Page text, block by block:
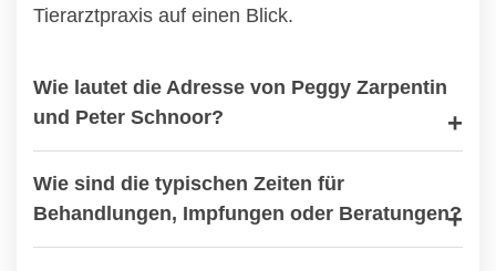
Tierarztpraxis auf einen Blick.
Wie lautet die Adresse von Peggy Zarpentin
und Peter Schnoor?
Wie sind die typischen Zeiten für
Behandlungen, Impfungen oder Beratungen?